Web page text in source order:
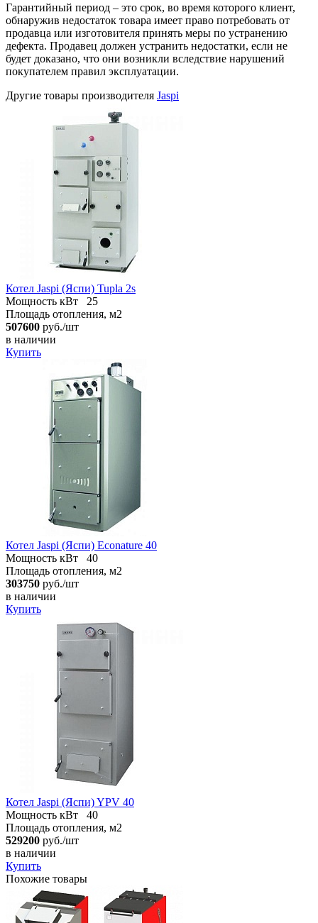
Гарантийный период – это срок, во время которого клиент,
обнаружив недостаток товара имеет право потребовать от
продавца или изготовителя принять меры по устранению
дефекта. Продавец должен устранить недостатки, если не
будет доказано, что они возникли вследствие нарушений
покупателем правил эксплуатации.
Другие товары производителя Jaspi
Котел Jaspi (Яспи) Tupla 2s
Мощность кВт
25
Площадь отопления, м2
507600 руб./шт
в наличии
Купить
Котел Jaspi (Яспи) Econature 40
Мощность кВт
40
Площадь отопления, м2
303750 руб./шт
в наличии
Купить
Котел Jaspi (Яспи) YPV 40
Мощность кВт
40
Площадь отопления, м2
529200 руб./шт
в наличии
Купить
Похожие товары